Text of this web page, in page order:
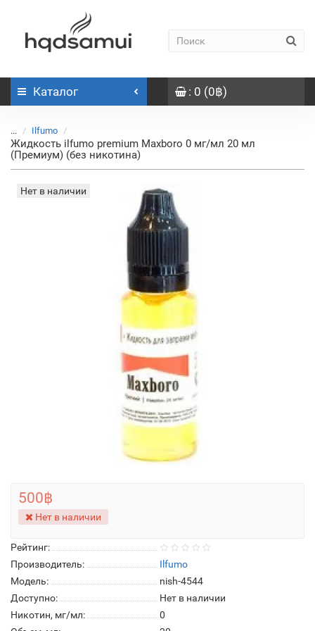
Каталог : 0 (0฿)
... Ilfumo
Жидкость ilfumo premium Maxboro 0 мг/мл 20 мл
(Премиум) (без никотина)
Нет в наличии
Рейтинг:
Производитель:
Ilfumo
Модель:
nish-4544
Доступно:
Нет в наличии
Никотин, мг/мл:
0
500฿
Нет в наличии